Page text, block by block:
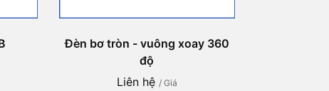
Đèn bơ tròn - vuông xoay 360
độ
Liên hệ / Giá